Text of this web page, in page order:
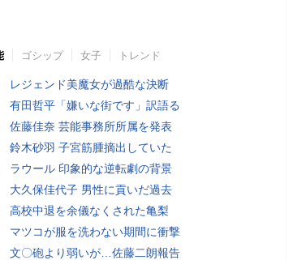
ゴシップ 女子 トレンド
レジェンド美魔女が過酷な決断
有田哲平「嫌いな街です」訳語る
佐藤佳奈 芸能事務所所属を発表
鈴木砂羽 子宮筋腫摘出していた
ラウール 印象的な逆転劇の背景
大久保佳代子 男性に貢いだ過去
高校中退を余儀なくされた亀梨
マツコが服を洗わない期間に衝撃
文〇砲より弱いが…佐藤二朗報告